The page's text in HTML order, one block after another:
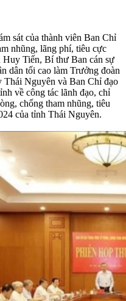
sát của thành viên Ban Chỉ
nhũng, lãng phí, tiêu cực
Tiến, Bí thư Ban cán sự
dân tối cao làm Trưởng đoàn
Nguyên và Ban Chỉ đạo
về công tác lãnh đạo, chỉ
chống tham nhũng, tiêu
của tỉnh Thái Nguyên.